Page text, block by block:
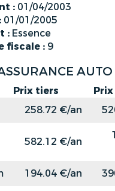
: 01/04/2003
01/01/2005
: Essence
fiscale : 9
AUTO
Prix tiers
258.72 €/an
582.12 €/an
194.04 €/an